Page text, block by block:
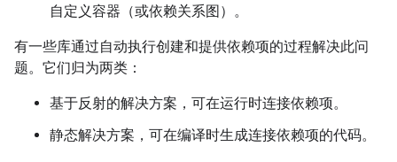
自定义容器（或依赖关系图）。
有一些库通过自动执行创建和提供依赖项的过程解决此问
题。它们归为两类：
基于反射的解决方案，可在运行时连接依赖项。
静态解决方案，可在编译时生成连接依赖项的代码。